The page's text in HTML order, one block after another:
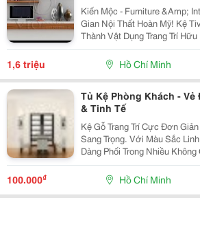
Kiến Mộc - Furniture &Amp; Interior Giải
Gian Nội Thất Hoàn Mỹ! Kệ Tivi Bằng Gỗ Từ Lâu Đã Trở
Thành Vật Dụng Trang Trí
Của Mọi Gia Đình. Nếu Như
Thuần Là Những Chiếc Bàn
1,6 triệu Hồ Chí Minh
Tủ Kệ Phòng Khách -
& Tinh Tế
Kệ Gỗ Trang Trí Cực Đơn
Sang Trọng. Với Màu Sắc
Dàng Phối Trong Nhiều
Nên Sự Hài Hòa Màu Sắc
Bạn Đang Có Trong Không
Tủ Kệ...
100.000₫ Hồ Chí Minh